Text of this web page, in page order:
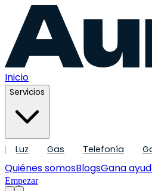
Inicio
Servicios
| Luz Gas Telefonía
Quiénes somosBlogsGana
Empezar